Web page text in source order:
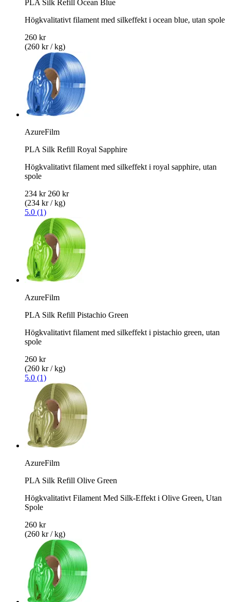
PLA Silk Refill Ocean Blue
Högkvalitativt filament med silkeffekt i ocean blue, utan spole
260 kr
(260 kr / kg)
AzureFilm
PLA Silk Refill Royal Sapphire
Högkvalitativt filament med silkeffekt i royal sapphire, utan
spole
234 kr 260 kr
(234 kr / kg)
5.0 (1)
AzureFilm
PLA Silk Refill Pistachio Green
Högkvalitativt filament med silkeffekt i pistachio green, utan
spole
260 kr
(260 kr / kg)
5.0 (1)
AzureFilm
PLA Silk Refill Olive Green
Högkvalitativt Filament Med Silk-Effekt i Olive Green, Utan
Spole
260 kr
(260 kr / kg)